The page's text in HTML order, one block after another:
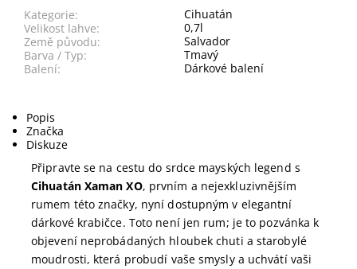
Kategorie:
Cihuatán
Velikost lahve:
0,7l
Země původu:
Salvador
Barva / Typ:
Tmavý
Balení:
Dárkové balení
Popis
Značka
Diskuze
Připravte se na cestu do srdce mayských legend s
Cihuatán Xaman XO, prvním a nejexkluzivnějším
rumem této značky, nyní dostupným v elegantní
dárkové krabičce. Toto není jen rum; je to pozvánka k
objevení neprobádaných hloubek chuti a starobylé
moudrosti, která probudí vaše smysly a uchvátí vaši